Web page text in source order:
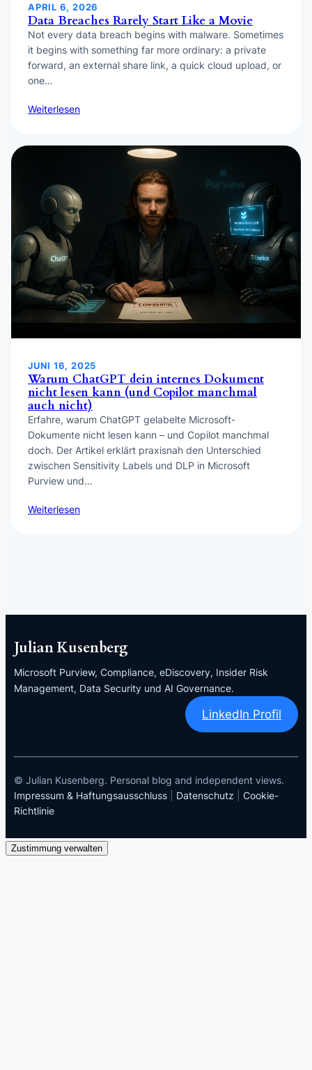
APRIL 6, 2026
Data Breaches Rarely Start Like a Movie
Not every data breach begins with malware. Sometimes
it begins with something far more ordinary: a private
forward, an external share link, a quick cloud upload, or
one…
Weiterlesen
JUNI 16, 2025
Warum ChatGPT dein internes Dokument
nicht lesen kann (und Copilot manchmal
auch nicht)
Erfahre, warum ChatGPT gelabelte Microsoft-
Dokumente nicht lesen kann – und Copilot manchmal
doch. Der Artikel erklärt praxisnah den Unterschied
zwischen Sensitivity Labels und DLP in Microsoft
Purview und…
Weiterlesen
Julian Kusenberg
Microsoft Purview, Compliance, eDiscovery, Insider Risk
Management, Data Security und AI Governance.
LinkedIn Profil
© Julian Kusenberg. Personal blog and independent views.
Impressum & Haftungsausschluss
Datenschutz
Cookie-
Richtlinie
Zustimmung verwalten